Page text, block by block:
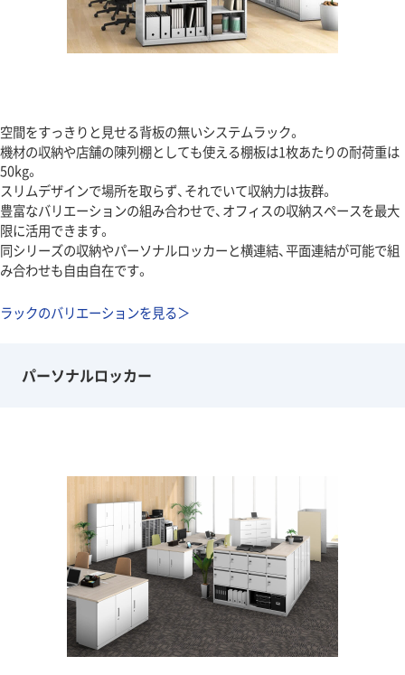
空間をすっきりと見せる背板の無いシステムラック。
機材の収納や店舗の陳列棚としても使える棚板は1枚あたりの耐荷重は
50kg。
スリムデザインで場所を取らず、それでいて収納力は抜群。
豊富なバリエーションの組み合わせで、オフィスの収納スペースを最大
限に活用できます。
同シリーズの収納やパーソナルロッカーと横連結、平面連結が可能で組
み合わせも自由自在です。
ラックのバリエーションを見る＞
パーソナルロッカー